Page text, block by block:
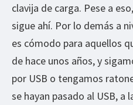
clavija de carga. Pese a
sigue ahí. Por lo demás a
es cómodo para aquellos
de hace unos años, y
por USB o tengamos
se hayan pasado al USB, a